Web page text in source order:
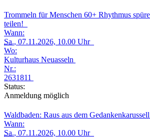
Trommeln für Menschen 60+ Rhythmus
teilen!
Wann:
Sa., 07.11.2026, 10.00 Uhr
Wo:
Kulturhaus Neuasseln
Nr.:
2631811
Status:
Anmeldung möglich
Waldbaden: Raus aus dem
Wann:
Sa., 07.11.2026, 10.00 Uhr